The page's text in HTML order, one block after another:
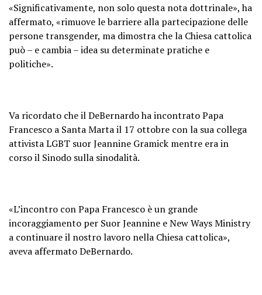
«Significativamente, non solo questa nota dottrinale», ha
affermato, «rimuove le barriere alla partecipazione delle
persone transgender, ma dimostra che la Chiesa cattolica
può – e cambia – idea su determinate pratiche e
politiche».
Va ricordato che il DeBernardo ha incontrato Papa
Francesco a Santa Marta il 17 ottobre con la sua collega
attivista LGBT suor Jeannine Gramick mentre era in
corso il Sinodo sulla sinodalità.
«L’incontro con Papa Francesco è un grande
incoraggiamento per Suor Jeannine e New Ways Ministry
a continuare il nostro lavoro nella Chiesa cattolica»,
aveva affermato DeBernardo.